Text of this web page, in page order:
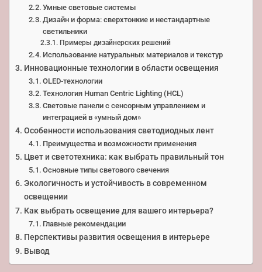
Умные световые системы
Дизайн и форма: сверхтонкие и нестандартные
светильники
Примеры дизайнерских решений
Использование натуральных материалов и текстур
Инновационные технологии в области освещения
OLED-технологии
Технология Human Centric Lighting (HCL)
Световые панели с сенсорным управлением и
интеграцией в «умный дом»
Особенности использования светодиодных лент
Преимущества и возможности применения
Цвет и светотехника: как выбрать правильный тон
Основные типы светового свечения
Экологичность и устойчивость в современном
освещении
Как выбрать освещение для вашего интерьера?
Главные рекомендации
Перспективы развития освещения в интерьере
Вывод